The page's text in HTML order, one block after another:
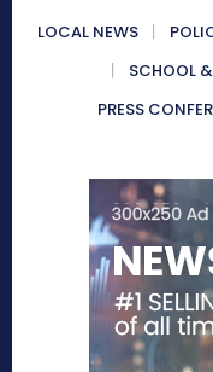
LOCAL NEWS
SCHOOL
PRESS